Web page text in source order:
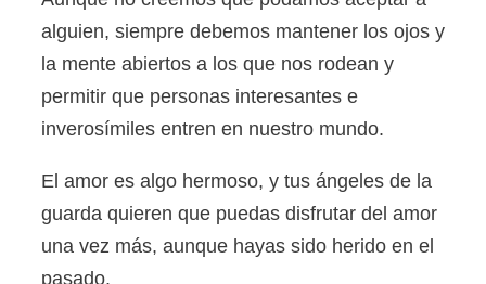
alguien, siempre debemos mantener los ojos y
la mente abiertos a los que nos rodean y
permitir que personas interesantes e
inverosímiles entren en nuestro mundo.
El amor es algo hermoso, y tus ángeles de la
guarda quieren que puedas disfrutar del amor
una vez más, aunque hayas sido herido en el
pasado.